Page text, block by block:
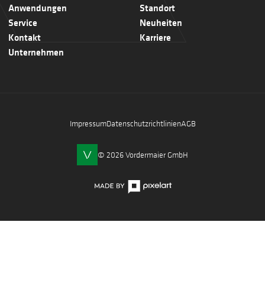
Anwendungen
Service
Kontakt
Unternehmen
Standort
Neuheiten
Karriere
ImpressumDatenschutzrichtlinienAGB
© 2026 Vordermaier GmbH